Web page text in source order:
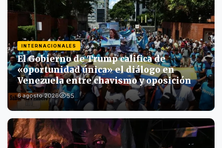
INTERNACIONALES
El Gobierno de Trump califica de
«oportunidad única» el diálogo en
Venezuela entre chavismo y oposición
6 agosto 2026 55